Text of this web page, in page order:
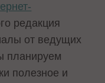
редакция
от ведущих
планируем
полезное и